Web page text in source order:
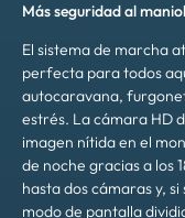
Más seguridad al
El sistema de marcha
perfecta para todos
autocaravana,
estrés. La cámara HD
imagen nítida en el
de noche gracias a los
hasta dos cámaras y,
modo de pantalla